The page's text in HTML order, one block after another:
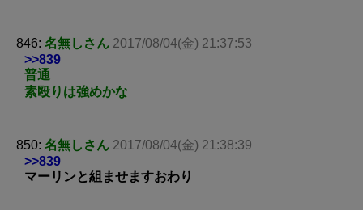
846: 名無しさん 2017/08/04(金) 21:37:53
>>839
普通
素殴りは強めかな
850: 名無しさん 2017/08/04(金) 21:38:39
>>839
マーリンと組ませますおわり